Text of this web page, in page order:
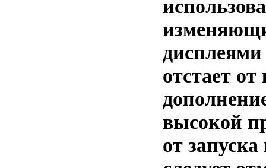
дисплеями
отстает
высокой
от